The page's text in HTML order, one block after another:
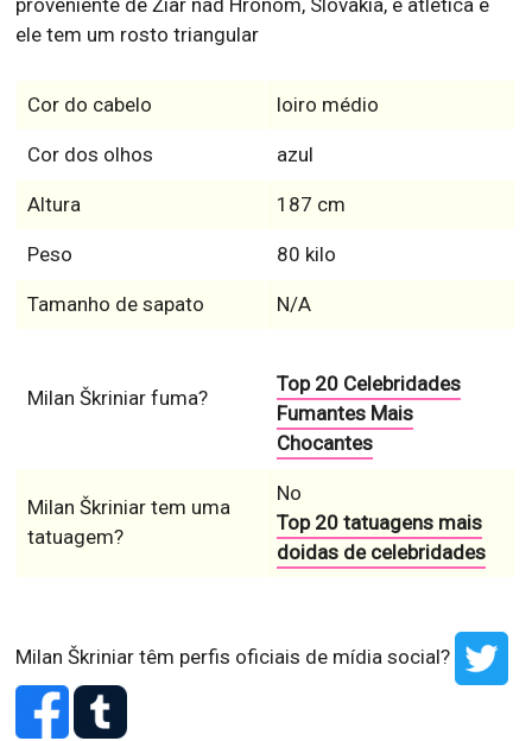
proveniente de Žiar nad Hronom, Slovakia, é atlética e
ele tem um rosto triangular
Cor do cabelo loiro médio
Cor dos olhos azul
Altura 187 cm
Peso 80 kilo
Tamanho de sapato N/A
Milan Škriniar fuma?
Top 20 Celebridades
Fumantes Mais
Chocantes
Milan Škriniar tem uma
tatuagem?
No
Top 20 tatuagens mais
doidas de celebridades
Milan Škriniar têm perfis oficiais de mídia social?